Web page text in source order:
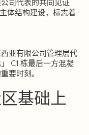
司代表的共同见证
体结构建设，标志着
亚有限公司管理层代
C1 栋最后一方混凝
要时刻。
基础上